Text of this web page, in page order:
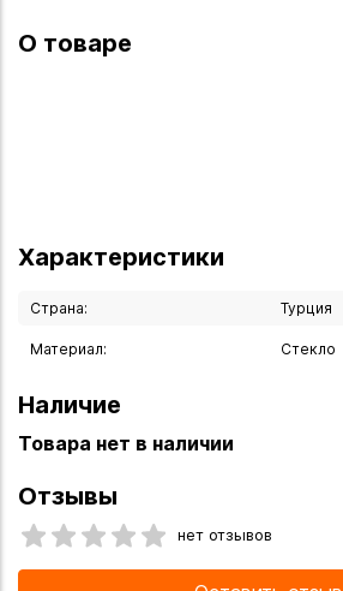
О товаре
Характеристики
Страна: Турция
Материал: Стекло
Наличие
Товара нет в наличии
Отзывы
нет отзывов